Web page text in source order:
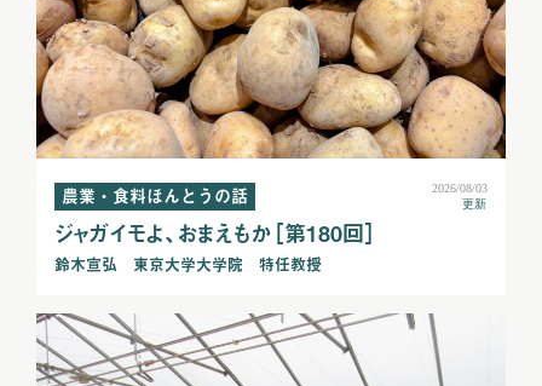
農業・食料ほんとうの話
2026/08/03
更新
ジャガイモよ、おまえもか［第180回］
鈴木宣弘 東京大学大学院 特任教授